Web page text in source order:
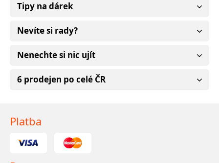
Tipy na dárek
Nevíte si rady?
Nenechte si nic ujít
6 prodejen po celé ČR
Platba